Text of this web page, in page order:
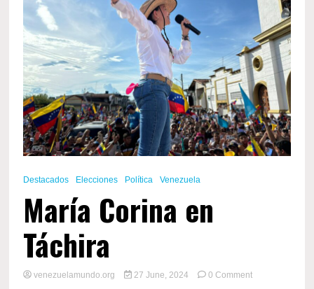
campaña
electoral
Destacados Elecciones Política Venezuela
María Corina en
Táchira
venezuelamundo.org 27 June, 2024 0 Commenton